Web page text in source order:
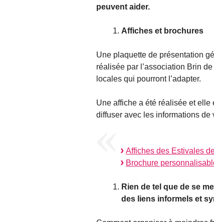
peuvent aider.
Affiches et brochures
Une plaquette de présentation
réalisée par l’association Brin
locales qui pourront l’adapter.
Une affiche a été réalisée et elle
diffuser avec les informations de
Affiches des Estivales
Brochure
Rien de tel que de se
des liens informels et